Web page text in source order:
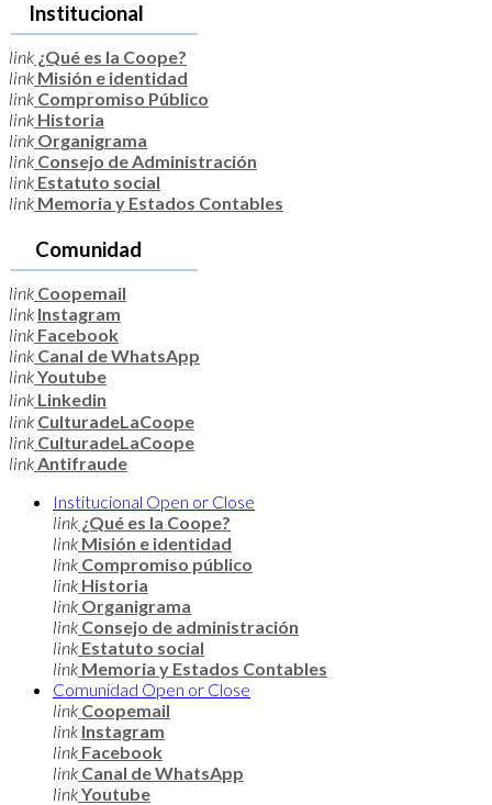
Institucional
link ¿Qué es la Coope?
link Misión e identidad
link Compromiso Público
link Historia
link Organigrama
link Consejo de Administración
link Estatuto social
link Memoria y Estados Contables
Comunidad
link Coopemail
link Instagram
link Facebook
link Canal de WhatsApp
linkYoutube
link Linkedin
link CulturadeLaCoope
link CulturadeLaCoope
linkAntifraude
Institucional Open or Close
link ¿Qué es la Coope?
link Misión e identidad
link Compromiso público
link Historia
link Organigrama
link Consejo de administración
link Estatuto social
link Memoria y Estados Contables
Comunidad Open or Close
link Coopemail
link Instagram
link Facebook
link Canal de WhatsApp
linkYoutube